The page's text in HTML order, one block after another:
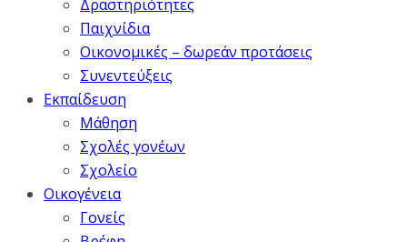
Δραστηριότητες
Παιχνίδια
Οικονομικές – δωρεάν προτάσεις
Συνεντεύξεις
Εκπαίδευση
Μάθηση
Σχολές γονέων
Σχολείο
Οικογένεια
Γονείς